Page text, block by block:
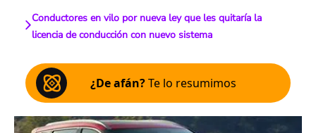
Conductores en vilo por nueva ley que les quitaría la
licencia de conducción con nuevo sistema
¿De afán?Te lo resumimos